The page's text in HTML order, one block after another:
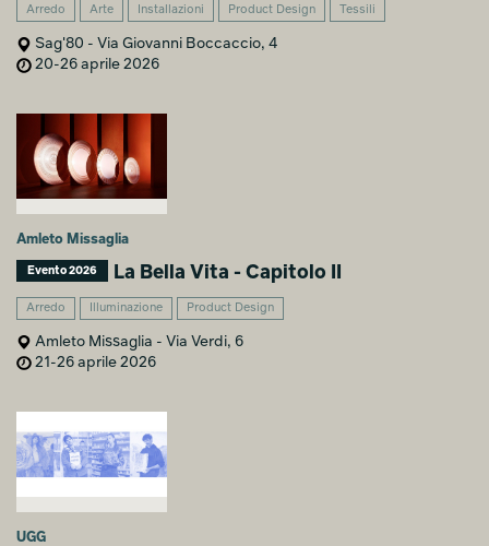
Arredo Arte Installazioni Product Design Tessili
Sag'80 - Via Giovanni Boccaccio, 4
20-26 aprile 2026
Amleto Missaglia
Evento 2026 La Bella Vita - Capitolo II
Arredo Illuminazione Product Design
Amleto Missaglia - Via Verdi, 6
21-26 aprile 2026
UGG